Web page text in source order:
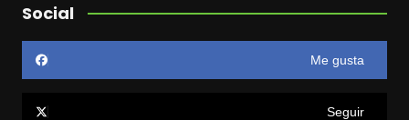
Social
Me gusta
Seguir